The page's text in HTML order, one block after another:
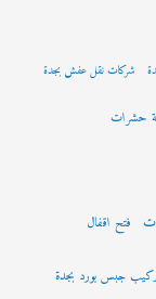
شركات نقل عفش بجدة
حشرات
فتح اقفال
جبس بورد بجدة